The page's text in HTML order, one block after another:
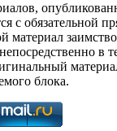
с обязательной
материал
в
блока.